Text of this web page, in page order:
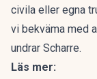
civila eller egna
vi bekväma med
undrar Scharre.
Läs mer: